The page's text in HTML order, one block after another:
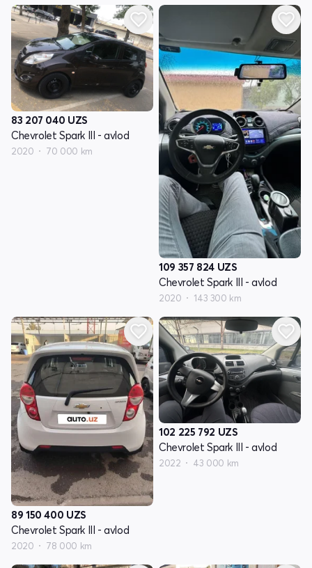
83 207 040 UZS
Chevrolet Spark III - avlod
2020 70 000 km
109 357 824 UZS
Chevrolet Spark III - avlod
2020 143 300 km
89 150 400 UZS
Chevrolet Spark III - avlod
2020 78 000 km
102 225 792 UZS
Chevrolet Spark III - avlod
2022 43 000 km